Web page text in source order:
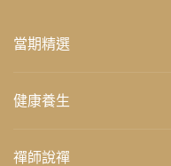
當期精選
健康養生
禪師說禪